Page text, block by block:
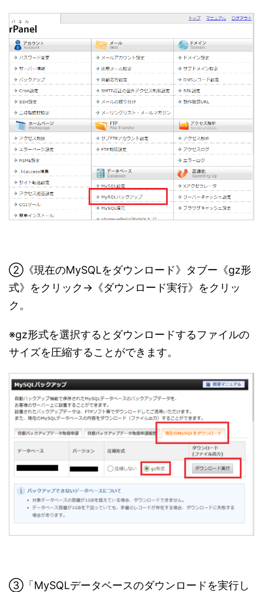
②《現在のMySQLをダウンロード》タブー《gz形
式》をクリック→《ダウンロード実行》をクリッ
ク。
※gz形式を選択するとダウンロードするファイルの
サイズを圧縮することができます。
③「MySQLデータベースのダウンロードを実行し